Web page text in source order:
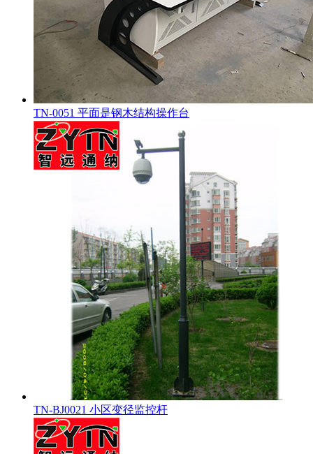
TN-0051 平面是钢木结构操作台
TN-BJ0021 小区变径监控杆